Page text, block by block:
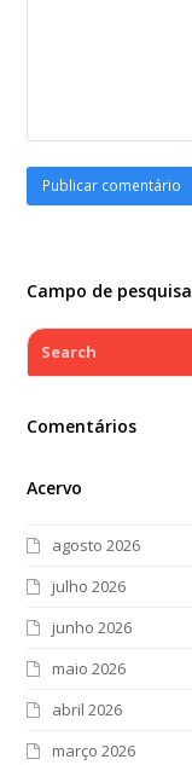
Campo de pesquisa
Search
Comentários
Acervo
agosto 2026
julho 2026
junho 2026
maio 2026
abril 2026
março 2026